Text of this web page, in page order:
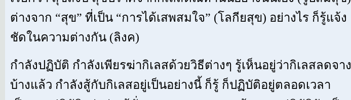
ต่างจาก “สุข” ที่เป็น “การได้เสพสมใจ” (โลกียสุข) อย่างไร ก็รู้แจ้ง
ชัดในความต่างกัน (ลิงค)
กำลังปฏิบัติ กำลังเพียรฆ่ากิเลสด้วยวิธีต่างๆ รู้เห็นอยู่ว่ากิเลสลดจาง
บ้างแล้ว กำลังสู้กับกิเลสอยู่เป็นอย่างนี้ ก็รู้ ก็ปฏิบัติอยู่ตลอดเวลา